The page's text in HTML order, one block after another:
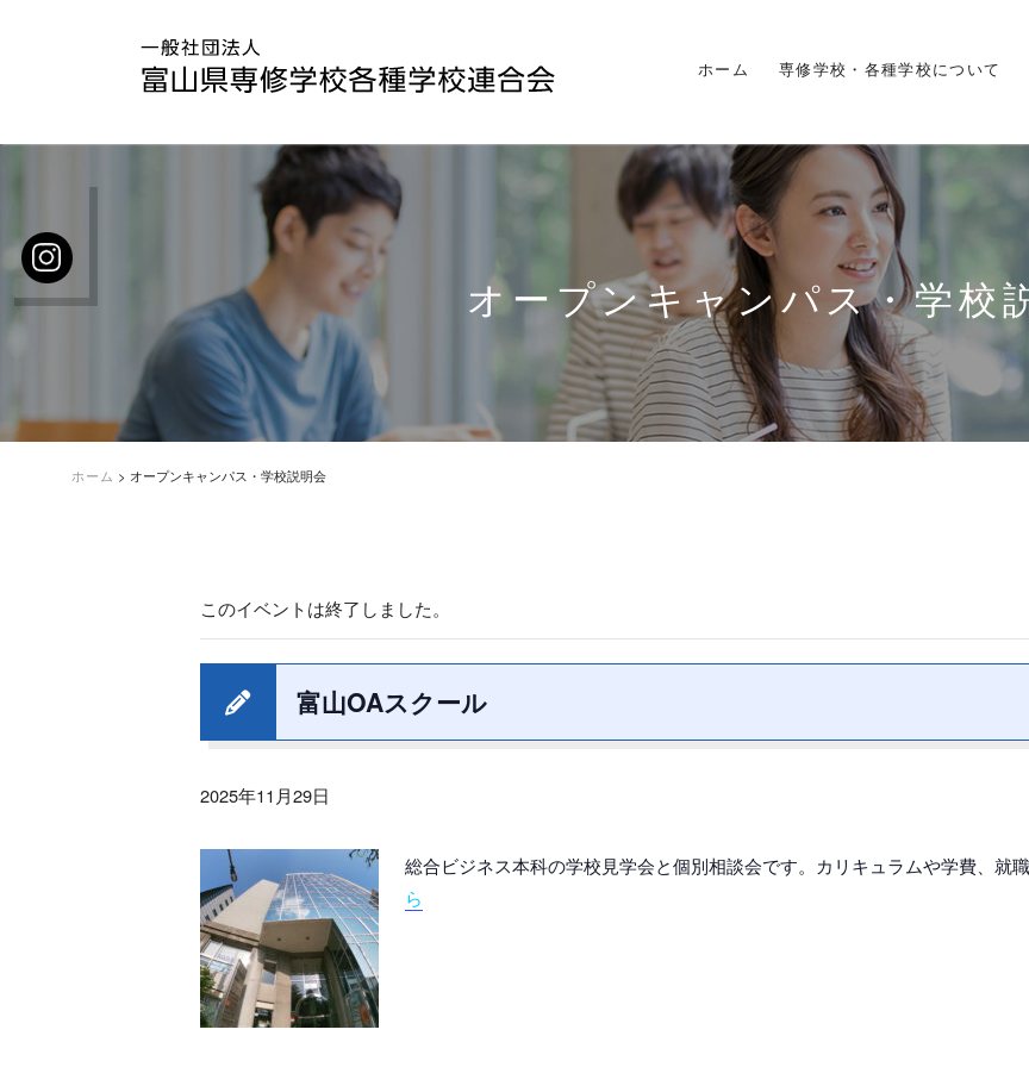
ホーム 専修学校・各種学校について
オープンキャンパス・学校
ホーム > オープンキャンパス・学校説明会
このイベントは終了しました。
富山OAスクール
2025年11月29日
総合ビジネス本科の学校見学会と個別相談会です。カリキュラムや学費、就
ら